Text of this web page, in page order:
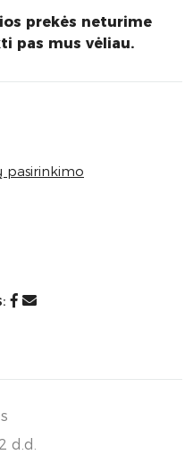
prekės neturime
pas mus vėliau.
pasirinkimo
d.d.